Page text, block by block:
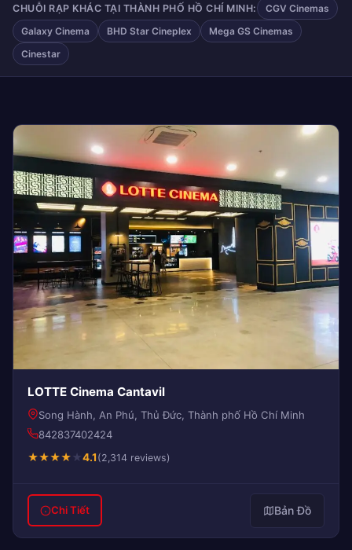
CHUỖI RẠP KHÁC TẠI THÀNH PHỐ HỒ CHÍ MINH:
CGV Cinemas
Galaxy Cinema
BHD Star Cineplex
Mega GS Cinemas
Cinestar
LOTTE Cinema Cantavil
Song Hành, An Phú, Thủ Đức, Thành phố Hồ Chí Minh
842837402424
★★★★★4.1 (2,314 reviews)
Chi Tiết Bản Đồ